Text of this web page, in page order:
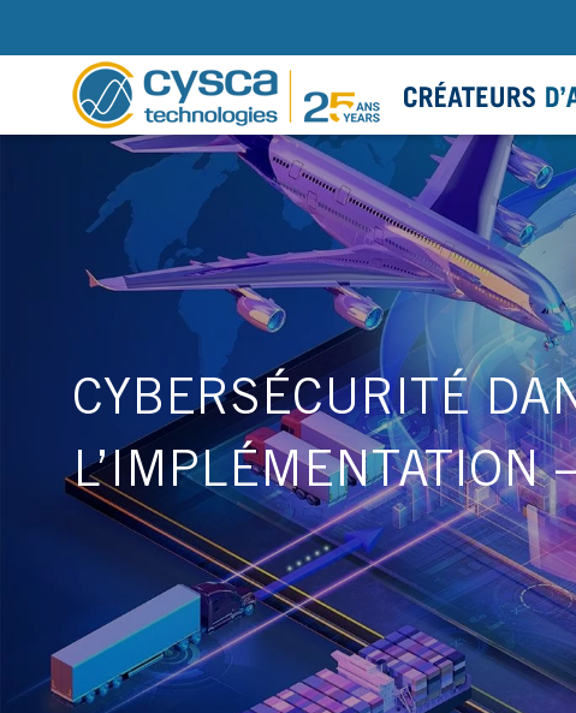
CYBERSÉCURITÉ
L’IMPLÉMENTATION